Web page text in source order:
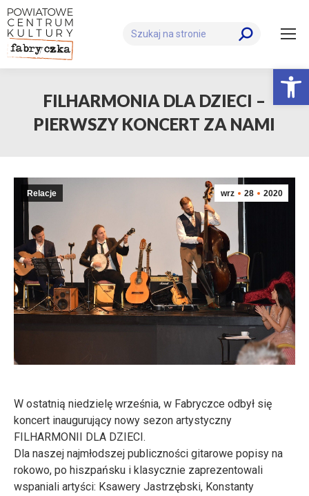
Szukaj:
FILHARMONIA DLA DZIECI –
PIERWSZY KONCERT ZA NAMI
wrz 28 2020
Relacje
W ostatnią niedzielę września, w Fabryczce odbył się
koncert inaugurujący nowy sezon artystyczny
FILHARMONII DLA DZIECI.
Dla naszej najmłodszej publiczności gitarowe popisy na
rokowo, po hiszpańsku i klasycznie zaprezentowali
wspaniali artyści: Ksawery Jastrzębski, Konstanty